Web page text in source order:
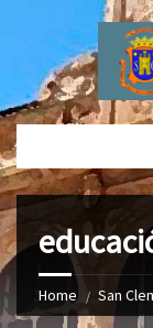
Home San